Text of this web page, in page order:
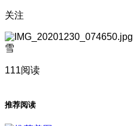
关注
雪
111阅读
推荐阅读